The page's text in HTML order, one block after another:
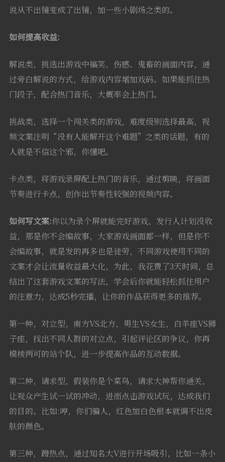
说从不出镜变成了出镜，加一些小剧场之类的。
如何提高收益:
解说类，挑选出游戏中搞笑、伤感、鬼畜的画面内容，通
过旁白解说的方式，给游戏内容增加戏码。如果能抓住热
门段子，配合热门音乐，大概率会上热门。
挑战类，选择一个闯关类的游戏，难度级别选择最高，视
频文案注明“没有人能解开这个难题”之类的话题，有的
人就是不信这个邪，你懂吧。
卡点类，将游戏录屏配上热门的音乐，通过剪映，将画面
节奏进行卡点，创作出节奏性较强的视频内容。
如何写文案:你以为录个屏就能完好游戏，发行人计划没收
益，那是你不会编故事，大家游戏画面都一样，但是你不
会编故事，就是发的再多也是徒劳，不同游戏使用不同的
文案才会让流量收益最大化，为此，我花费了3天时间，总
结出了这套游戏文案的写法，学会后你就能轻松抓住用户
的注意力，达成5秒完播，让你的作品获得更多的推荐。
第一种，对立型，南方VS北方，男生VS女生，白羊座VS狮
子座，找出不同人群的对立点，引起评论区的争议，你再
模棱两可的站个队，进一步提高作品的互动数据。
第二种，请求型，假装你是个菜鸟，请求大神帮你通关，
让观众产生试一试的冲动，进而点击游戏试玩，达成我们
的目的。比如:哼，你们骗人，红色加白色根本就调不出皮
肤的颜色。
第三种，蹭热点，通过知名大V进行开场吸引，比如一条小